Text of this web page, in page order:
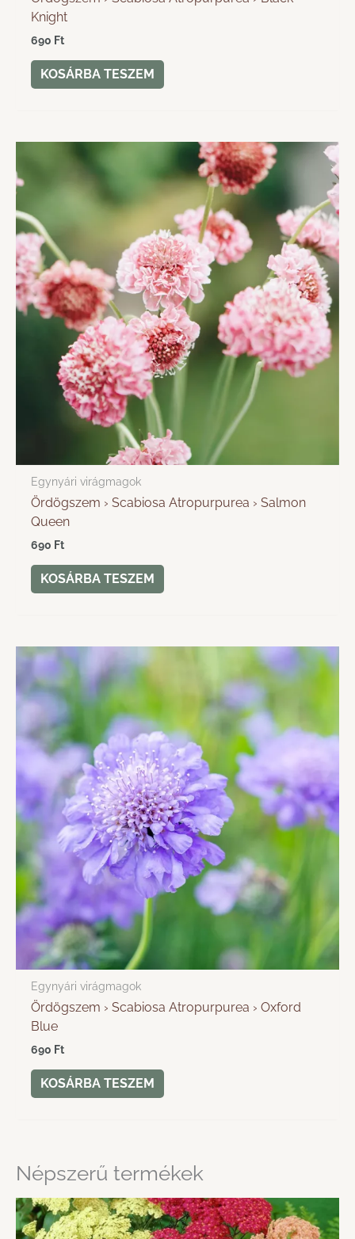
Knight
690 Ft
KOSÁRBA TESZEM
Egynyári virágmagok
Ördögszem › Scabiosa Atropurpurea › Salmon
Queen
690 Ft
KOSÁRBA TESZEM
Egynyári virágmagok
Ördögszem › Scabiosa Atropurpurea › Oxford
Blue
690 Ft
KOSÁRBA TESZEM
Népszerű termékek